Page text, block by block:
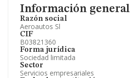
Información general
Razón social
Aeroautos Sl
CIF
B03821360
Forma jurídica
Sociedad limitada
Sector
Servicios empresariales